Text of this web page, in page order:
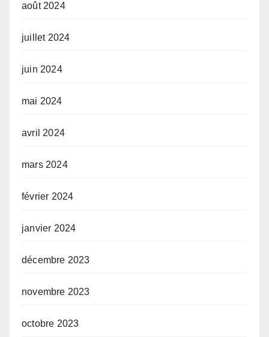
août 2024
juillet 2024
juin 2024
mai 2024
avril 2024
mars 2024
février 2024
janvier 2024
décembre 2023
novembre 2023
octobre 2023